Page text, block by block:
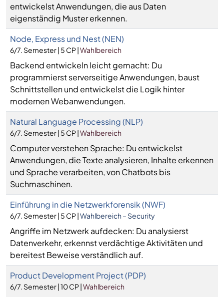
entwickelst Anwendungen, die aus Daten
eigenständig Muster erkennen.
Node, Express und Nest (NEN)
6/7. Semester | 5 CP |Wahlbereich
Backend entwickeln leicht gemacht: Du
programmierst serverseitige Anwendungen, baust
Schnittstellen und entwickelst die Logik hinter
modernen Webanwendungen.
Natural Language Processing (NLP)
6/7. Semester | 5 CP |Wahlbereich
Computer verstehen Sprache: Du entwickelst
Anwendungen, die Texte analysieren, Inhalte erkennen
und Sprache verarbeiten, von Chatbots bis
Suchmaschinen.
Einführung in die Netzwerkforensik (NWF)
6/7. Semester | 5 CP |Wahlbereich – Security
Angriffe im Netzwerk aufdecken: Du analysierst
Datenverkehr, erkennst verdächtige Aktivitäten und
bereitest Beweise verständlich auf.
Product Development Project (PDP)
6/7. Semester | 10 CP |Wahlbereich